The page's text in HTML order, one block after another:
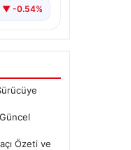
▼ -0.54%
Özeti ve